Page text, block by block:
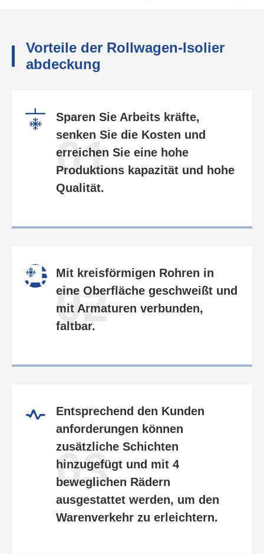
Vorteile der Rollwagen-Isolier
abdeckung
Sparen Sie Arbeits kräfte,
senken Sie die Kosten und
erreichen Sie eine hohe
Produktions kapazität und hohe
Qualität.
01
Mit kreisförmigen Rohren in
eine Oberfläche geschweißt und
mit Armaturen verbunden,
faltbar.
02
Entsprechend den Kunden
anforderungen können
zusätzliche Schichten
hinzugefügt und mit 4
beweglichen Rädern
ausgestattet werden, um den
Warenverkehr zu erleichtern.
03